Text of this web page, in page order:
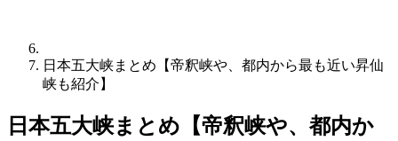
日本五大峡まとめ【帝釈峡や、都内から最も近い昇仙
峡も紹介】
日本五大峡まとめ【帝釈峡や、都内か